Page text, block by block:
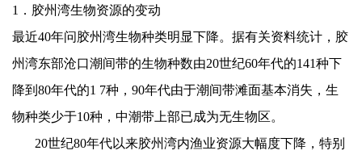
1 ．胶州湾生物资源的变动
最近40年问胶州湾生物种类明显下降。据有关资料统计，胶
州湾东部沧口潮间带的生物种数由20世纪60年代的141种下
降到 80年代的1 7种， 90年代由于潮间带滩面基本消失，生
物种类少于10种，中潮带上部已成为无生物区。
20世纪80年代以来胶州湾内渔业资源大幅度下降，特别